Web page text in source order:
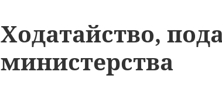
Ходатайство,
министерства